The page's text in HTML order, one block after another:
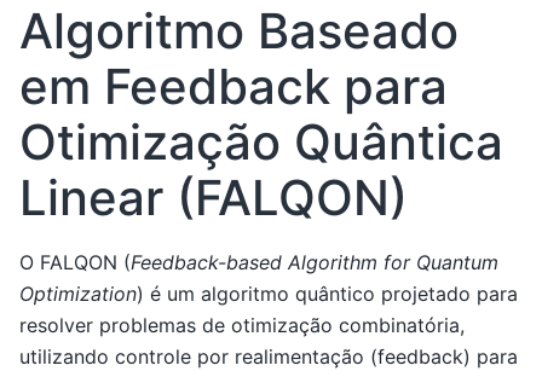
Algoritmo Baseado
em Feedback para
Otimização Quântica
Linear (FALQON)
O FALQON (Feedback-based Algorithm for Quantum
Optimization) é um algoritmo quântico projetado para
resolver problemas de otimização combinatória,
utilizando controle por realimentação (feedback) para